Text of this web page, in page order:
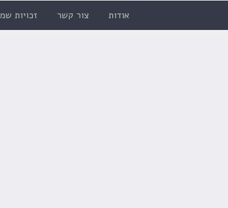
אודות
צור קשר זכויות